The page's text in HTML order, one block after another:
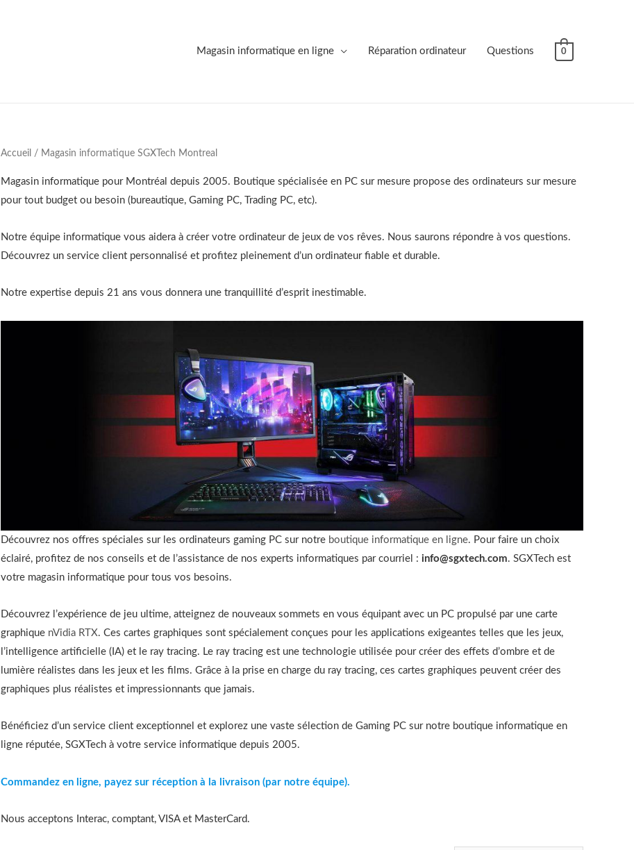
Magasin informatique en ligne Réparation ordinateur Questions 0
Accueil / Magasin informatique SGXTech Montreal
Magasin informatique pour Montréal depuis 2005. Boutique spécialisée en PC sur mesure propose des ordinateurs sur mesure
pour tout budget ou besoin (bureautique, Gaming PC, Trading PC, etc).
Notre équipe informatique vous aidera à créer votre ordinateur de jeux de vos rêves. Nous saurons répondre à vos questions.
Découvrez un service client personnalisé et profitez pleinement d’un ordinateur fiable et durable.
Notre expertise depuis 21 ans vous donnera une tranquillité d’esprit inestimable.
Découvrez nos offres spéciales sur les ordinateurs gaming PC sur notre boutique informatique en ligne. Pour faire un choix
éclairé, profitez de nos conseils et de l’assistance de nos experts informatiques par courriel : info@sgxtech.com. SGXTech est
votre magasin informatique pour tous vos besoins.
Découvrez l’expérience de jeu ultime, atteignez de nouveaux sommets en vous équipant avec un PC propulsé par une carte
graphique nVidia RTX. Ces cartes graphiques sont spécialement conçues pour les applications exigeantes telles que les jeux,
l’intelligence artificielle (IA) et le ray tracing. Le ray tracing est une technologie utilisée pour créer des effets d’ombre et de
lumière réalistes dans les jeux et les films. Grâce à la prise en charge du ray tracing, ces cartes graphiques peuvent créer des
graphiques plus réalistes et impressionnants que jamais.
Bénéficiez d’un service client exceptionnel et explorez une vaste sélection de Gaming PC sur notre boutique informatique en
ligne réputée, SGXTech à votre service informatique depuis 2005.
Commandez en ligne, payez sur réception à la livraison (par notre équipe).
Nous acceptons Interac, comptant, VISA et MasterCard.